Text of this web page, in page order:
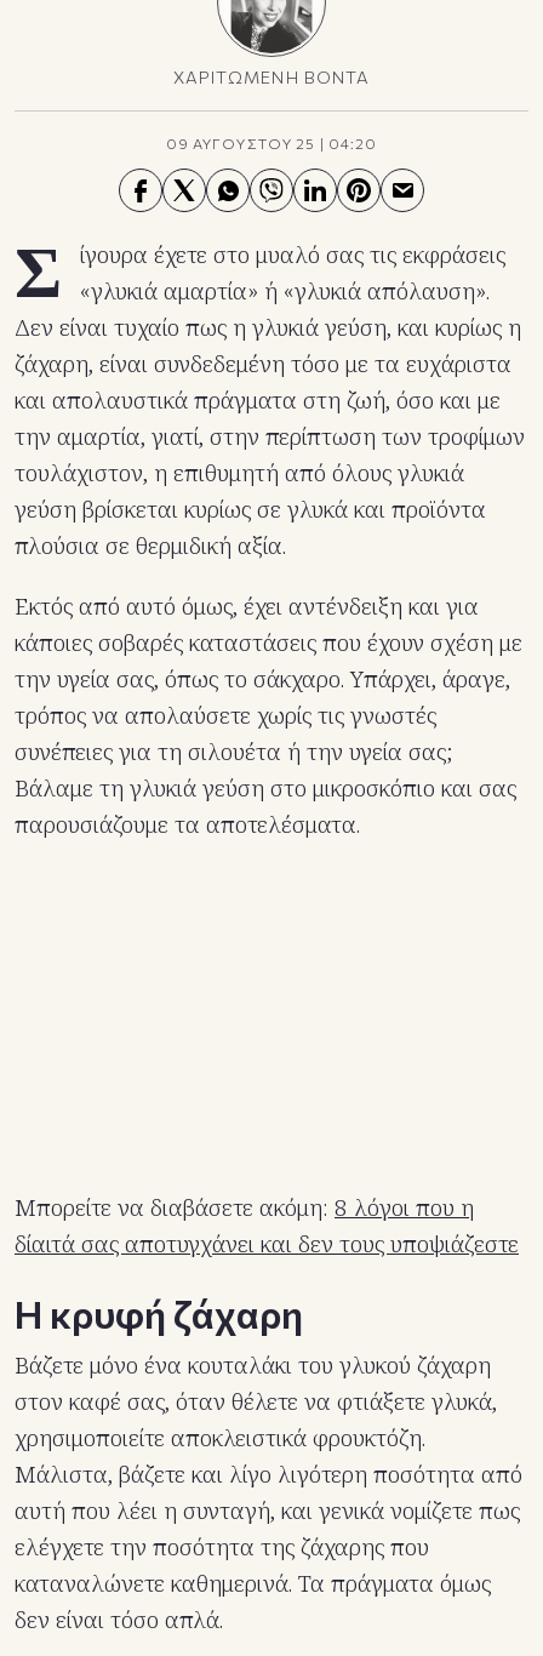
ΧΑΡΙΤΩΜΕΝΗ ΒΟΝΤΑ
09 ΑΥΓΟΥΣΤΟΥ 25 | 04:20
Σ
ίγουρα έχετε στο μυαλό σας τις εκφράσεις
«γλυκιά αμαρτία» ή «γλυκιά απόλαυση».
Δεν είναι τυχαίο πως η γλυκιά γεύση, και κυρίως η
ζάχαρη, είναι συνδεδεμένη τόσο με τα ευχάριστα
και απολαυστικά πράγματα στη ζωή, όσο και με
την αμαρτία, γιατί, στην περίπτωση των τροφίμων
τουλάχιστον, η επιθυμητή από όλους γλυκιά
γεύση βρίσκεται κυρίως σε γλυκά και προϊόντα
πλούσια σε θερμιδική αξία.
Εκτός από αυτό όμως, έχει αντένδειξη και για
κάποιες σοβαρές καταστάσεις που έχουν σχέση με
την υγεία σας, όπως το σάκχαρο. Υπάρχει, άραγε,
τρόπος να απολαύσετε χωρίς τις γνωστές
συνέπειες για τη σιλουέτα ή την υγεία σας;
Βάλαμε τη γλυκιά γεύση στο μικροσκόπιο και σας
παρουσιάζουμε τα αποτελέσματα.
Μπορείτε να διαβάσετε ακόμη: 8 λόγοι που η
δίαιτά σας αποτυγχάνει και δεν τους υποψιάζεστε
Η κρυφή ζάχαρη
Βάζετε μόνο ένα κουταλάκι του γλυκού ζάχαρη
στον καφέ σας, όταν θέλετε να φτιάξετε γλυκά,
χρησιμοποιείτε αποκλειστικά φρουκτόζη.
Μάλιστα, βάζετε και λίγο λιγότερη ποσότητα από
αυτή που λέει η συνταγή, και γενικά νομίζετε πως
ελέγχετε την ποσότητα της ζάχαρης που
καταναλώνετε καθημερινά. Τα πράγματα όμως
δεν είναι τόσο απλά.